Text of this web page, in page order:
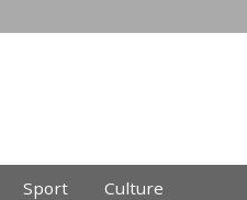
Sport Culture